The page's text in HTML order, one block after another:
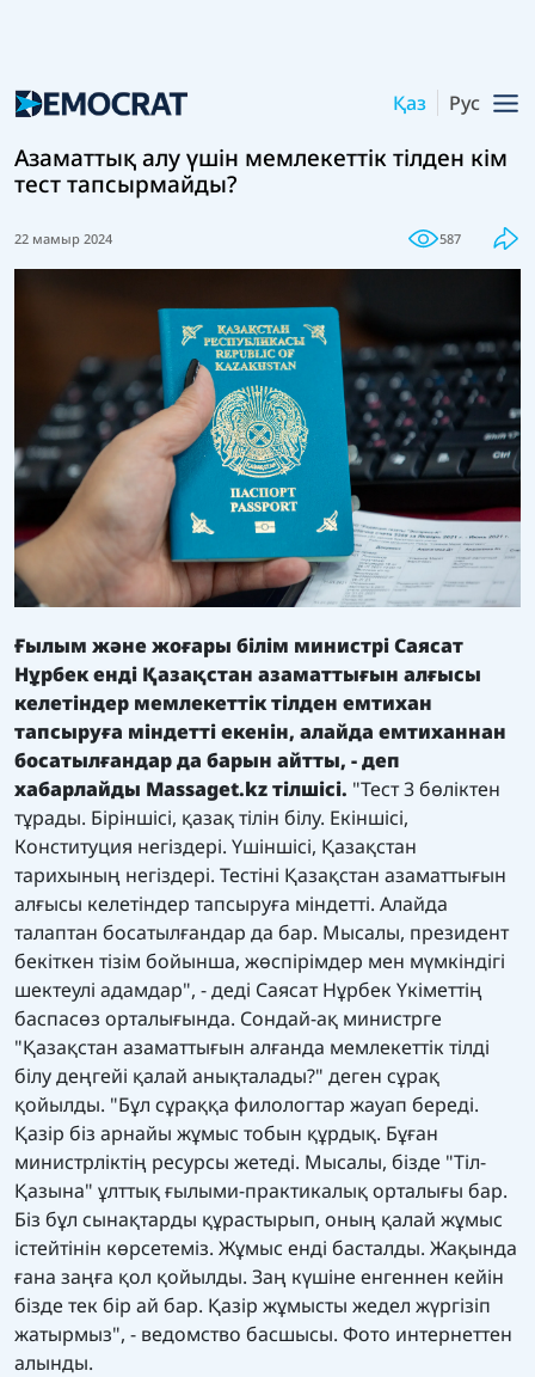
Қаз Рус
Азаматтық алу үшін мемлекеттік тілден кім
тест тапсырмайды?
22 мамыр 2024 587
Ғылым және жоғары білім министрі Саясат
Нұрбек енді Қазақстан азаматтығын алғысы
келетіндер мемлекеттік тілден емтихан
тапсыруға міндетті екенін, алайда емтиханнан
босатылғандар да барын айтты, - деп
хабарлайды Massaget.kzтілшісі. "Тест 3 бөліктен
тұрады. Біріншісі, қазақ тілін білу. Екіншісі,
Конституция негіздері. Үшіншісі, Қазақстан
тарихының негіздері. Тестіні Қазақстан азаматтығын
алғысы келетіндер тапсыруға міндетті. Алайда
талаптан босатылғандар да бар. Мысалы, президент
бекіткен тізім бойынша, жөспірімдер мен мүмкіндігі
шектеулі адамдар", - деді Саясат Нұрбек Үкіметтің
баспасөз орталығында. Сондай-ақ министрге
"Қазақстан азаматтығын алғанда мемлекеттік тілді
білу деңгейі қалай анықталады?" деген сұрақ
қойылды. "Бұл сұраққа филологтар жауап береді.
Қазір біз арнайы жұмыс тобын құрдық. Бұған
министрліктің ресурсы жетеді. Мысалы, бізде "Тіл-
Қазына" ұлттық ғылыми-практикалық орталығы бар.
Біз бұл сынақтарды құрастырып, оның қалай жұмыс
істейтінін көрсетеміз. Жұмыс енді басталды. Жақында
ғана заңға қол қойылды. Заң күшіне енгеннен кейін
бізде тек бір ай бар. Қазір жұмысты жедел жүргізіп
жатырмыз", - ведомство басшысы. Фото интернеттен
алынды.